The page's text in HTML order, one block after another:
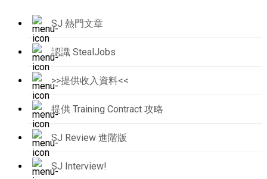
SJ 熱門文章
認識 StealJobs
>>提供收入資料<<
提供 Training Contract 攻略
SJ Review 進階版
SJ Interview!